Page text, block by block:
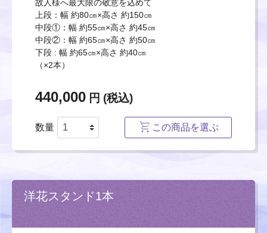
故人様へ最大限の敬意を込めて
上段：幅 約80㎝×高さ 約150㎝
中段①：幅 約55㎝×高さ 約45㎝
中段②：幅 約65㎝×高さ 約50㎝
下段 : 幅 約65㎝×高さ 約40㎝
（×2本）
440,000 円 (税込)
数量 この商品を選ぶ
洋花スタンド1本